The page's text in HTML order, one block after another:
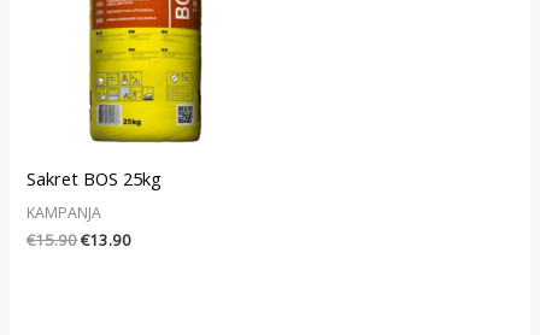
Sakret BOS 25kg
KAMPANJA
€15.90€13.90